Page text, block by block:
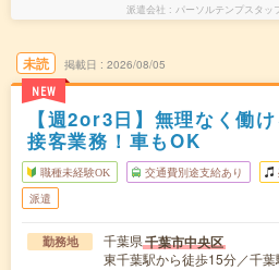
派遣会社 パーソルテンプスタ
未読
NEW
掲載日 2026/08/05
【週2or3日】無理なく働
接客業務！車もOK
職種未経験OK 交通費別途支給あり
派遣
勤務地 千葉県千葉市中央区
東千葉駅から徒歩15分／千